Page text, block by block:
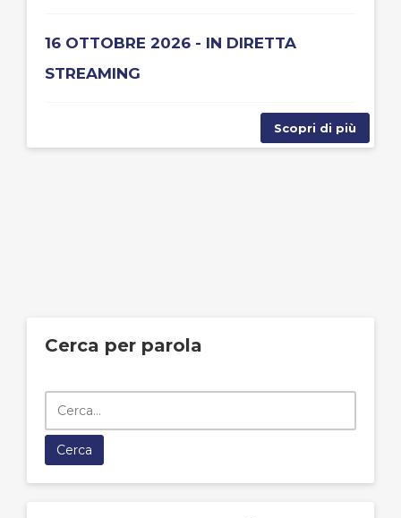
16 OTTOBRE 2026 - IN DIRETTA
STREAMING
Scopri di più
Cerca per parola